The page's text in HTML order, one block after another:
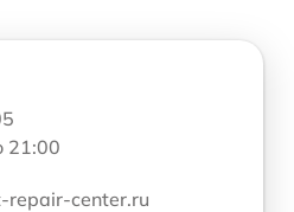
21:00
repair-center.ru